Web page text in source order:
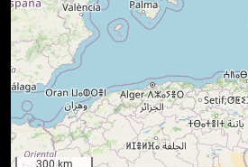
300 km